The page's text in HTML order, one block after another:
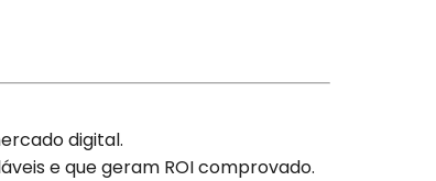
digital.
e que geram ROI comprovado.